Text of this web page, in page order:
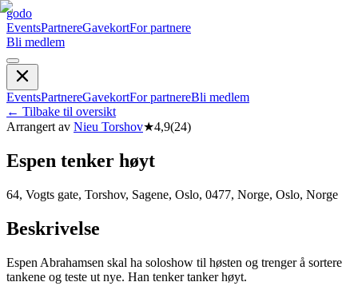
godo
EventsPartnereGavekortFor partnere
Bli medlem
EventsPartnereGavekortFor partnereBli medlem
← Tilbake til oversikt
Arrangert av Nieu Torshov★4,9(24)
Espen tenker høyt
64, Vogts gate, Torshov, Sagene, Oslo, 0477, Norge, Oslo, Norge
Beskrivelse
Espen Abrahamsen skal ha soloshow til høsten og trenger å sortere
tankene og teste ut nye. Han tenker tanker høyt.